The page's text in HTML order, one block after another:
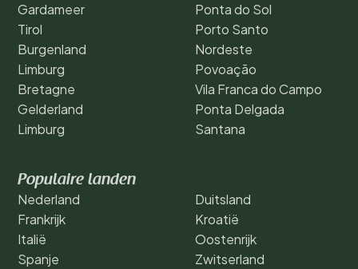
Gardameer
Tirol
Burgenland
Limburg
Bretagne
Gelderland
Limburg
Ponta do Sol
Porto Santo
Nordeste
Povoação
Vila Franca do Campo
Ponta Delgada
Santana
Populaire landen
Nederland
Frankrijk
Italië
Spanje
Duitsland
Kroatië
Oostenrijk
Zwitserland